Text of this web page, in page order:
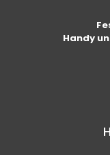
Handy